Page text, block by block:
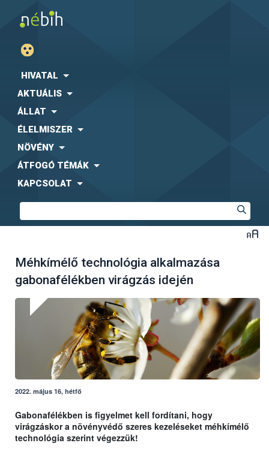
HIVATAL
AKTUÁLIS
ÁLLAT
ÉLELMISZER
NÖVÉNY
ÁTFOGÓ TÉMÁK
KAPCSOLAT
Méhkímélő technológia alkalmazása
gabonafélékben virágzás idején
2022. május 16, hétfő
Gabonafélékben is figyelmet kell fordítani, hogy
virágzáskor a növényvédő szeres kezeléseket méhkímélő
technológia szerint végezzük!